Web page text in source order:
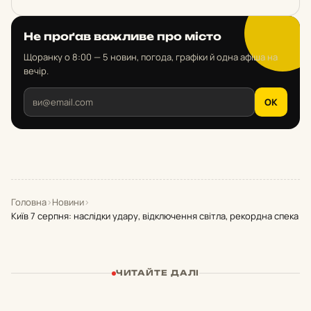
Не проґав важливе про місто
Щоранку о 8:00 — 5 новин, погода, графіки й одна афіша на
вечір.
OK
Головна›Новини›
Київ 7 серпня: наслідки удару, відключення світла, рекордна спека
ЧИТАЙТЕ ДАЛІ